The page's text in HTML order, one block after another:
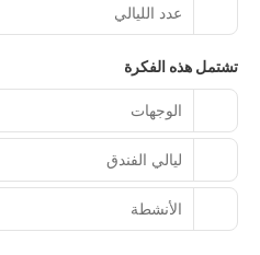
عدد الليالي
تشتمل هذه الفكرة
الوجهات
ليالي الفندق
الأنشطة